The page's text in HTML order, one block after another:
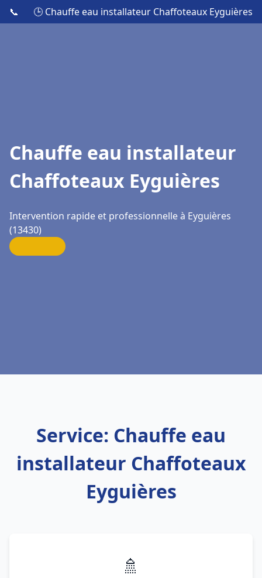
📞 🕒 Chauffe eau installateur Chaffoteaux Eyguières
Chauffe eau installateur
Chaffoteaux Eyguières
Intervention rapide et professionnelle à Eyguières
(13430)
Service: Chauffe eau
installateur Chaffoteaux
Eyguières
🚿